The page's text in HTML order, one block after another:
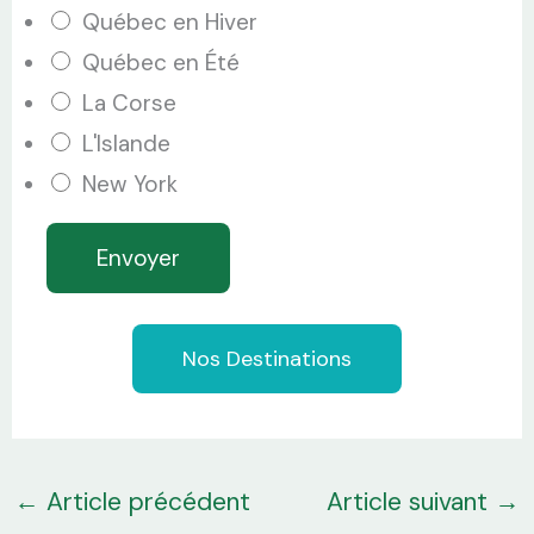
*
é
é
p
h
o
n
Québec en Hiver
Québec en Été
La Corse
L'Islande
New York
Envoyer
Nos Destinations
← Article précédent Article suivant →